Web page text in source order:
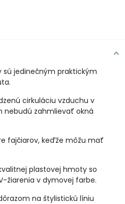
sú jedinečným praktickým
cirkuláciu vzduchu v
nebudú zahmlievať okná
fajčiarov, keďže môžu mať
plastovej hmoty so
žiarenia v dymovej farbe.
na štylistickú líniu